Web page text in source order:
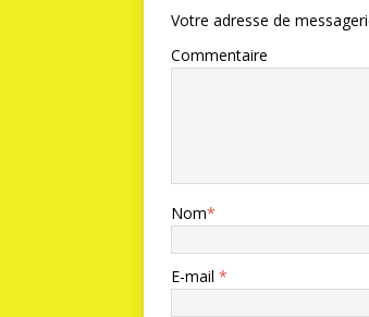
Votre adresse de
Commentaire
Nom*
E-mail *